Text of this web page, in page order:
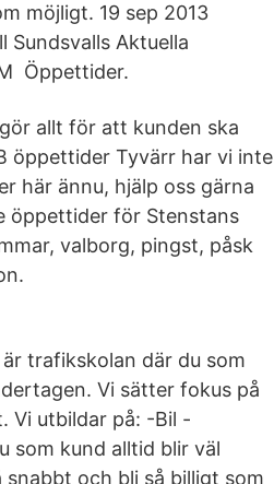
möjligt. 19 sep 2013
Sundsvalls Aktuella
Öppettider.
allt för att kunden ska
öppettider Tyvärr har vi inte
här ännu, hjälp oss gärna
öppettider för Stenstans
valborg, pingst, påsk
trafikskolan där du som
Vi sätter fokus på
Vi utbildar på: -Bil -
som kund alltid blir väl
och bli så billigt som